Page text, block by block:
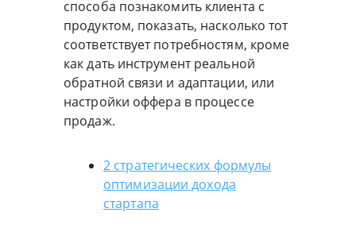
способа познакомить клиента с
продуктом, показать, насколько тот
соответствует потребностям, кроме
как дать инструмент реальной
обратной связи и адаптации, или
настройки оффера в процессе
продаж.
2 стратегических формулы
оптимизации дохода
стартапа